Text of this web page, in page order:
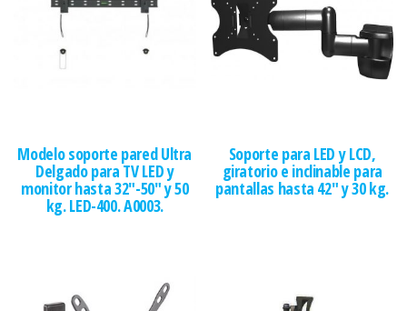
Modelo soporte pared Ultra
Delgado para TV LED y
monitor hasta 32″-50″ y 50
kg. LED-400. A0003.
Soporte para LED y LCD,
giratorio e inclinable para
pantallas hasta 42″ y 30 kg.